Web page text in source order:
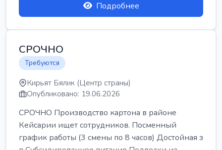
Подробнее
СРОЧНО
Требуются
Кирьят Бялик (Центр страны)
Опубликовано: 19.06.2026
СРОЧНО Производство картона в районе
Кейсарии ищет сотрудников. Посменный
график работы (3 смены по 8 часов) Достойная з